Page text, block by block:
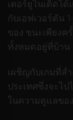
เตอร์ยูไนเต็ดไ
กับเอฟเวอร์ตัน
ของ ชนะเพียงค
ทั้งหมดอยู่ที่บ้าน
เผชิญกับเกมที่ส
ประเทศซึ่งจะไ
ในความดูแลขอ